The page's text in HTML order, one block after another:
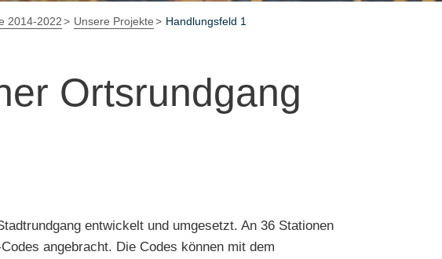
2014-2022 Unsere Projekte Handlungsfeld 1
Ortsrundgang
entwickelt und umgesetzt. An 36 Stationen
angebracht. Die Codes können mit dem